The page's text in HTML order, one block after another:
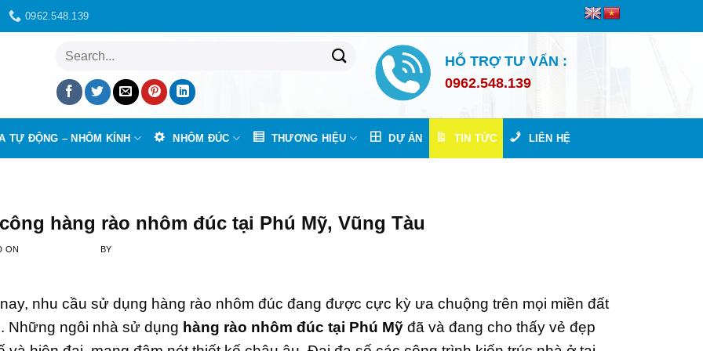
0962.548.139
Tìm
HỖ TRỢ TƯ VẤN :
0962.548.139
TỰ ĐỘNG – NHÔM KÍNH NHÔM ĐÚC THƯƠNG HIỆU DỰ ÁN TIN TỨC LIÊN HỆ
hàng rào nhôm đúc tại Phú Mỹ, Vũng Tàu
ON BY
nhu cầu sử dụng hàng rào nhôm đúc đang được cực kỳ ưa chuộng trên mọi miền đất
Những ngôi nhà sử dụng hàng rào nhôm đúc tại Phú Mỹ đã và đang cho thấy vẻ đẹp